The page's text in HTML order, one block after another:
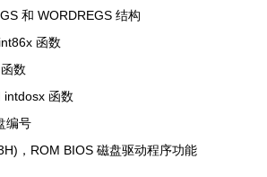
和 WORDREGS 结构
函数
数
intdosx 函数
编号
，ROM BIOS 磁盘驱动程序功能